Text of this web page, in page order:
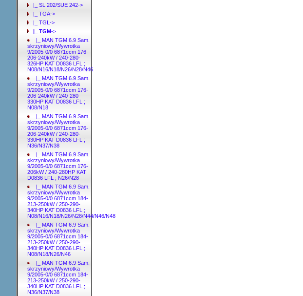
|_ SL 202/SUE 242->
|_ TGA->
|_ TGL->
|_ TGM->
|_ MAN TGM 6.9 Sam.
skrzyniowy/Wywrotka
9/2005-0/0 6871ccm 176-
206-240kW / 240-280-
326HP KAT D0836 LFL ;
N08/N16/N18/N26/N28/N46
|_ MAN TGM 6.9 Sam.
skrzyniowy/Wywrotka
9/2005-0/0 6871ccm 176-
206-240kW / 240-280-
330HP KAT D0836 LFL ;
N08/N18
|_ MAN TGM 6.9 Sam.
skrzyniowy/Wywrotka
9/2005-0/0 6871ccm 176-
206-240kW / 240-280-
330HP KAT D0836 LFL ;
N36/N37/N38
|_ MAN TGM 6.9 Sam.
skrzyniowy/Wywrotka
9/2005-0/0 6871ccm 176-
206kW / 240-280HP KAT
D0836 LFL ; N26/N28
|_ MAN TGM 6.9 Sam.
skrzyniowy/Wywrotka
9/2005-0/0 6871ccm 184-
213-250kW / 250-290-
340HP KAT D0836 LFL ;
N08/N16/N18/N26/N28/N44/N46/N48
|_ MAN TGM 6.9 Sam.
skrzyniowy/Wywrotka
9/2005-0/0 6871ccm 184-
213-250kW / 250-290-
340HP KAT D0836 LFL ;
N08/N18/N26/N46
|_ MAN TGM 6.9 Sam.
skrzyniowy/Wywrotka
9/2005-0/0 6871ccm 184-
213-250kW / 250-290-
340HP KAT D0836 LFL ;
N36/N37/N38